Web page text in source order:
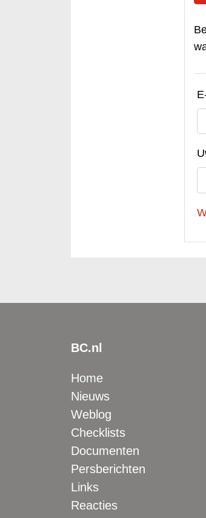
BC.nl
Home
Nieuws
Weblog
Checklists
Documenten
Persberichten
Links
Reacties